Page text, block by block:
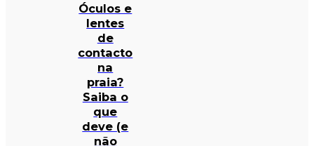
Óculos e
lentes
de
contacto
na
praia?
Saiba o
que
deve (e
não